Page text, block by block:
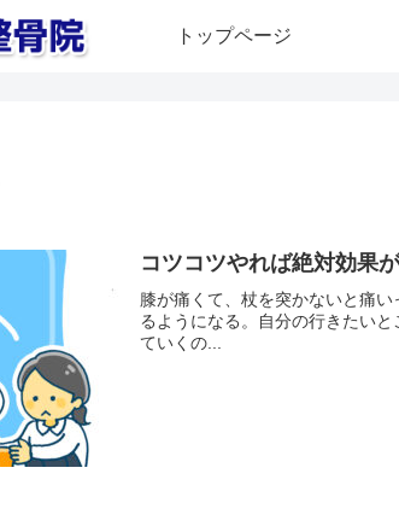
トップページ
コツコツやれば絶対効果
膝が痛くて、杖を突かないと痛
るようになる。自分の行きたい
ていくの...